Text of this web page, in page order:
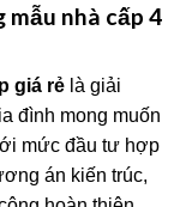
nhà cấp 4
giá rẻ là giải
đình mong muốn
mức đầu tư hợp
án kiến trúc,